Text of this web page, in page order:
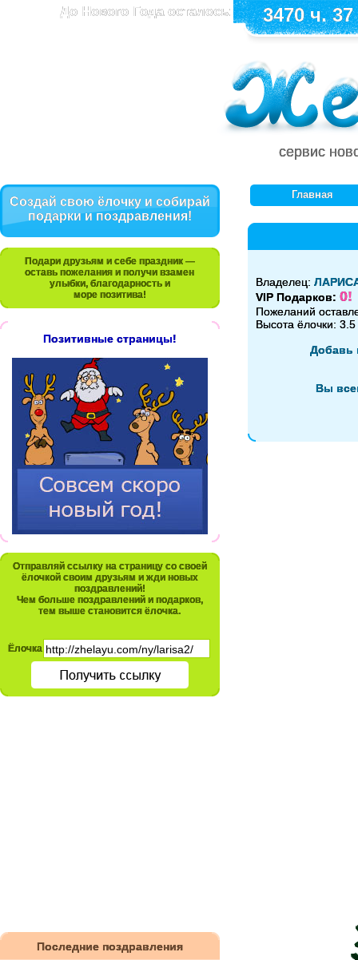
До Нового Года осталось: 3470 ч.
сервис
Создай свою ёлочку и собирай
подарки и поздравления!
Подари друзьям и себе праздник —
оставь пожелания и получи взамен
улыбки, благодарность и
море позитива!
Позитивные страницы!
Отправляй ссылку на страницу со своей
ёлочкой своим друзьям и жди новых
поздравлений!
Чем больше поздравлений и подарков,
тем выше становится ёлочка.
Ёлочка
Последние поздравления
Главная
Владелец:
VIP Подарков: 0!
Пожеланий
Высота ёлочки:
Добавь
Вы